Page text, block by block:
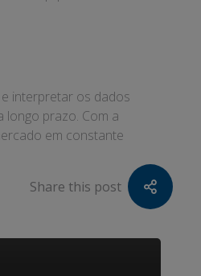
interpretar os dados
longo prazo. Com a
em constante
Share this post